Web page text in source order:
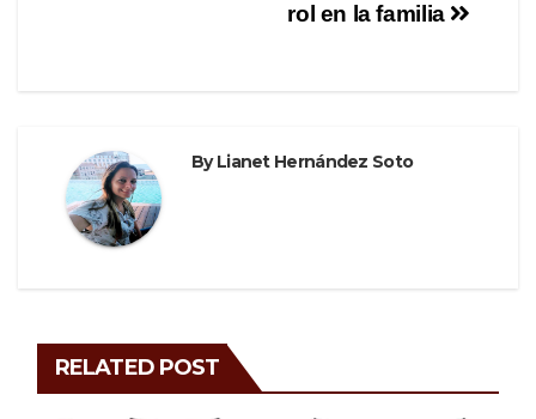
rol en la familia
ByLianet Hernández Soto
RELATED POST